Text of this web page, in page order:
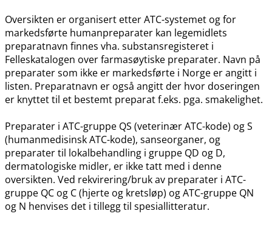
Oversikten er organisert etter ATC-systemet og for
markedsførte humanpreparater kan legemidlets
preparatnavn finnes vha. substansregisteret i
Felleskatalogen over farmasøytiske preparater. Navn på
preparater som ikke er markedsførte i Norge er angitt i
listen. Preparatnavn er også angitt der hvor doseringen
er knyttet til et bestemt preparat f.eks. pga. smakelighet.
Preparater i ATC-gruppe QS (veterinær ATC-kode) og S
(humanmedisinsk ATC-kode), sanseorganer, og
preparater til lokalbehandling i gruppe QD og D,
dermatologiske midler, er ikke tatt med i denne
oversikten. Ved rekvirering​/​bruk av preparater i ATC-
gruppe QC og C (hjerte og kretsløp) og ATC-gruppe QN
og N henvises det i tillegg til spesiallitteratur.